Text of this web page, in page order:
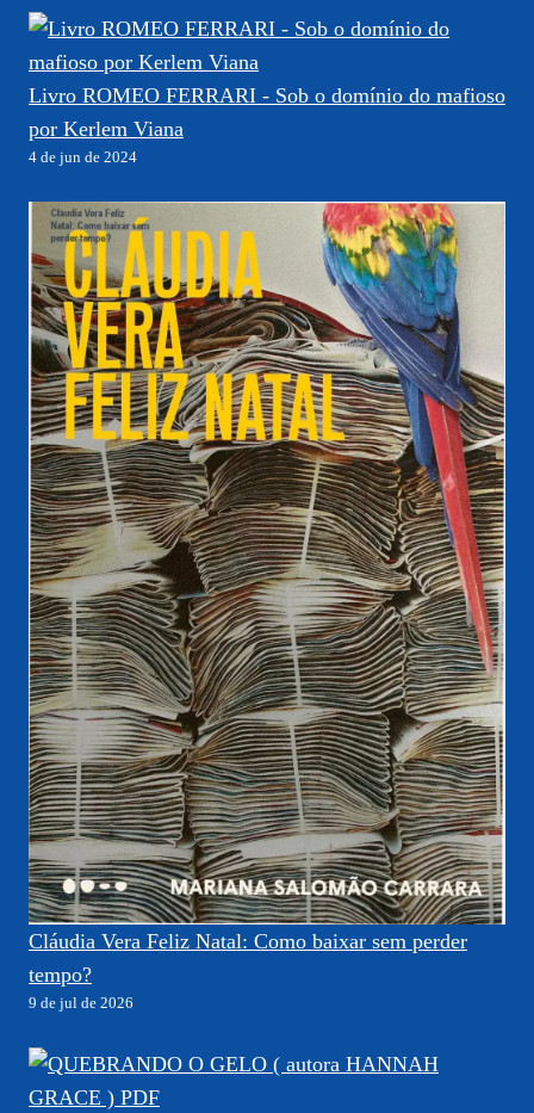
Livro ROMEO FERRARI - Sob o domínio do mafioso
por Kerlem Viana
4 de jun de 2024
Cláudia Vera Feliz Natal: Como baixar sem perder
tempo?
9 de jul de 2026